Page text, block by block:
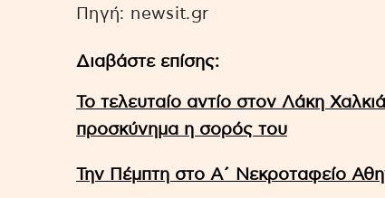
Πηγή: newsit.gr
Διαβάστε επίσης:
Το τελευταίο αντίο στον Λάκη
προσκύνημα η σορός του
Την Πέμπτη στο Α΄ Νεκροταφείο